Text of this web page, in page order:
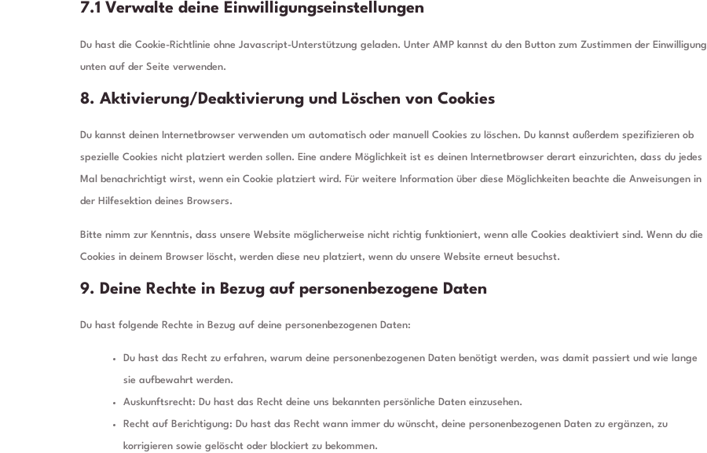
7.1 Verwalte deine Einwilligungseinstellungen
Du hast die Cookie-Richtlinie ohne Javascript-Unterstützung geladen. Unter AMP kannst du den Button zum Zustimmen der Einwilligung
unten auf der Seite verwenden.
8. Aktivierung/Deaktivierung und Löschen von Cookies
Du kannst deinen Internetbrowser verwenden um automatisch oder manuell Cookies zu löschen. Du kannst außerdem spezifizieren ob
spezielle Cookies nicht platziert werden sollen. Eine andere Möglichkeit ist es deinen Internetbrowser derart einzurichten, dass du jedes
Mal benachrichtigt wirst, wenn ein Cookie platziert wird. Für weitere Information über diese Möglichkeiten beachte die Anweisungen in
der Hilfesektion deines Browsers.
Bitte nimm zur Kenntnis, dass unsere Website möglicherweise nicht richtig funktioniert, wenn alle Cookies deaktiviert sind. Wenn du die
Cookies in deinem Browser löscht, werden diese neu platziert, wenn du unsere Website erneut besuchst.
9. Deine Rechte in Bezug auf personenbezogene Daten
Du hast folgende Rechte in Bezug auf deine personenbezogenen Daten:
Du hast das Recht zu erfahren, warum deine personenbezogenen Daten benötigt werden, was damit passiert und wie lange
sie aufbewahrt werden.
Auskunftsrecht: Du hast das Recht deine uns bekannten persönliche Daten einzusehen.
Recht auf Berichtigung: Du hast das Recht wann immer du wünscht, deine personenbezogenen Daten zu ergänzen, zu
korrigieren sowie gelöscht oder blockiert zu bekommen.